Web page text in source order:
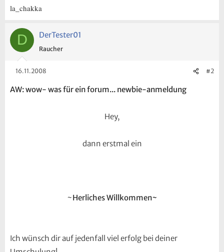
la_chakka
D DerTester01
Raucher
16.11.2008 #2
AW: wow- was für ein forum... newbie-anmeldung
Hey,
dann erstmal ein
~Herliches Willkommen~
Ich wünsch dir auf jedenfall viel erfolg bei deiner